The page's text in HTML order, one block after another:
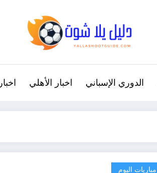
الدوري الإسباني اخبار الأهلي
مباريات اليوم